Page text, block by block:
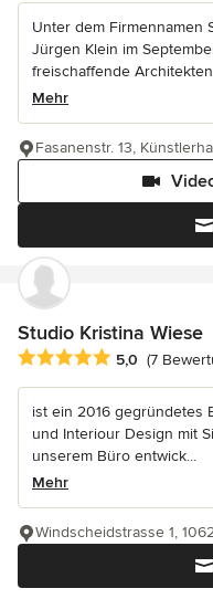
Unter dem Firmennamen
Jürgen Klein im
freischaffende
Mehr
Fasanenstr. 13,
Studio Kristina Wiese
Durchschnittliche
5,0 (7
ist ein 2016 gegründetes
und Interiour Design mit
unserem Büro entwick...
Mehr
Windscheidstrasse 1,